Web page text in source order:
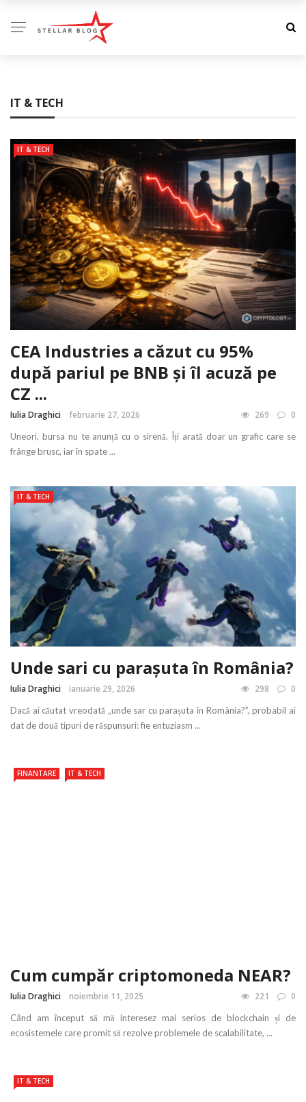
IT & TECH
IT & TECH
CEA Industries a căzut cu 95%
după pariul pe BNB și îl acuză pe
CZ ...
Iulia Draghici februarie 27, 2026 269 0
Uneori, bursa nu te anunță cu o sirenă. Îți arată doar un grafic care se
frânge brusc, iar în spate ...
IT & TECH
Unde sari cu parașuta în România?
Iulia Draghici ianuarie 29, 2026 298 0
Dacă ai căutat vreodată „unde sar cu parașuta în România?”, probabil ai
dat de două tipuri de răspunsuri: fie entuziasm ...
FINANTARE IT & TECH
Cum cumpăr criptomoneda NEAR?
Iulia Draghici noiembrie 11, 2025 221 0
Când am început să mă interesez mai serios de blockchain și de
ecosistemele care promit să rezolve problemele de scalabilitate, ...
IT & TECH